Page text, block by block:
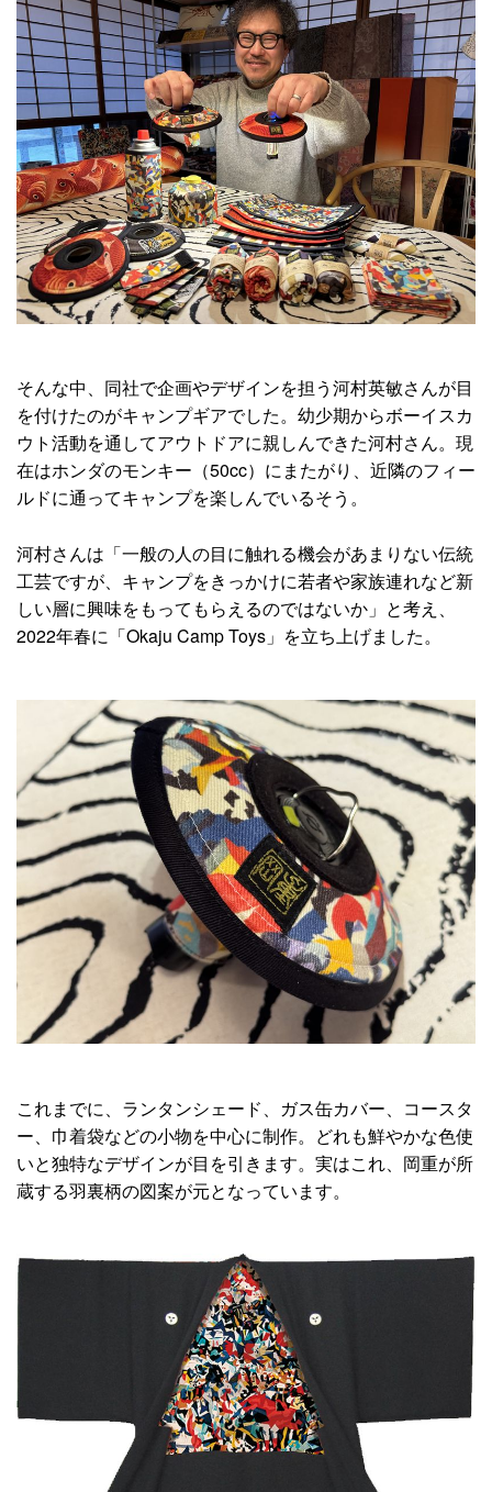
そんな中、同社で企画やデザインを担う河村英敏さんが目
を付けたのがキャンプギアでした。幼少期からボーイスカ
ウト活動を通してアウトドアに親しんできた河村さん。現
在はホンダのモンキー（50cc）にまたがり、近隣のフィー
ルドに通ってキャンプを楽しんでいるそう。
河村さんは「一般の人の目に触れる機会があまりない伝統
工芸ですが、キャンプをきっかけに若者や家族連れなど新
しい層に興味をもってもらえるのではないか」と考え、
2022年春に「Okaju Camp Toys」を立ち上げました。
これまでに、ランタンシェード、ガス缶カバー、コースタ
ー、巾着袋などの小物を中心に制作。どれも鮮やかな色使
いと独特なデザインが目を引きます。実はこれ、岡重が所
蔵する羽裏柄の図案が元となっています。